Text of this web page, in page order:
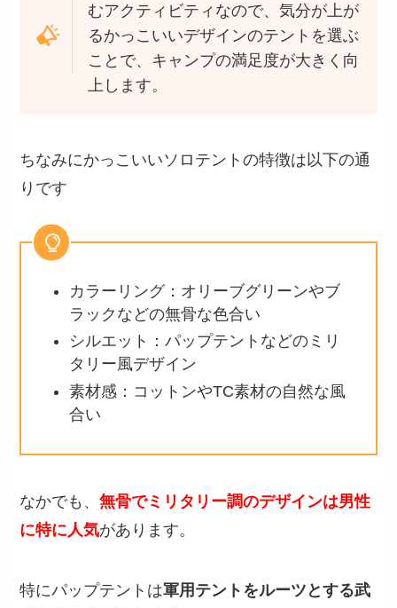
むアクティビティなので、気分が上が
るかっこいいデザインのテントを選ぶ
ことで、キャンプの満足度が大きく向
上します。
ちなみにかっこいいソロテントの特徴は以下の通
りです
カラーリング：オリーブグリーンやブ
ラックなどの無骨な色合い
シルエット：パップテントなどのミリ
タリー風デザイン
素材感：コットンやTC素材の自然な風
合い
なかでも、無骨でミリタリー調のデザインは男性
に特に人気があります。
特にパップテントは軍用テントをルーツとする武